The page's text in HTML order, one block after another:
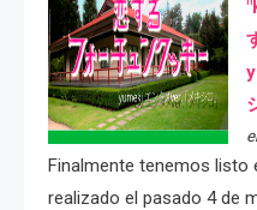
Finalmente tenemos listo
realizado el pasado 4 de